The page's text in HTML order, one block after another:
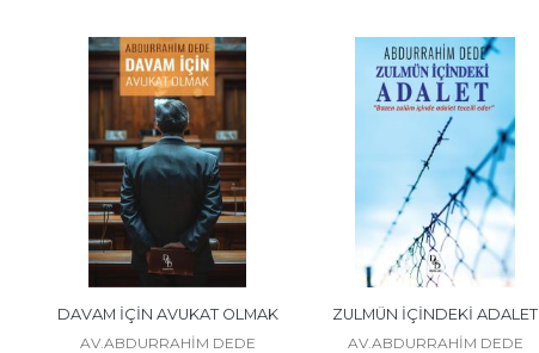
DAVAM İÇİN AVUKAT OLMAK
AV.ABDURRAHİM DEDE
ZULMÜN İÇİNDEKİ ADALET
AV.ABDURRAHİM DEDE